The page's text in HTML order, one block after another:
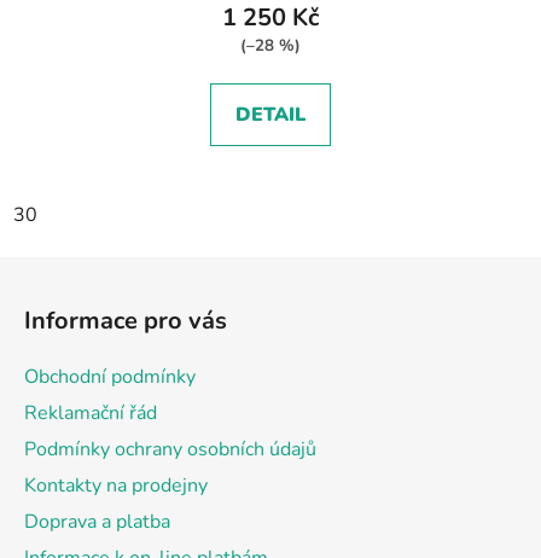
1 250 Kč
(–28 %)
DETAIL
30
Informace pro vás
Obchodní podmínky
Reklamační řád
Podmínky ochrany osobních údajů
Kontakty na prodejny
Doprava a platba